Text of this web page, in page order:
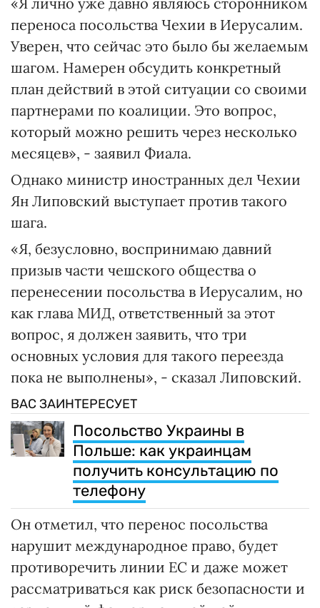
Резиденция израильского премьер-
министра и парламент находятся в
Западном Иерусалиме на той стороне
города, которую контролирует Израиль с
1940-х годов. Восточная часть была
захвачена Израилем в 1967 году и большая
часть международного сообщества
Палестина хочет разделить город и
официально сделать Восточный
Иерусалим своей столицей.
В настоящее время чешская дипломатия
имеет офис в Иерусалиме, а посольство
базируется в Тель-Авиве.
«Я лично уже давно являюсь сторонником
переноса посольства Чехии в Иерусалим.
Уверен, что сейчас это было бы желаемым
план действий в этой ситуации со своими
партнерами по коалиции. Это вопрос,
который можно решить через несколько
месяцев», - заявил Фиала.
Однако министр иностранных дел Чехии
Ян Липовский выступает против такого
шага.
«Я, безусловно, воспринимаю давний
призыв части чешского общества о